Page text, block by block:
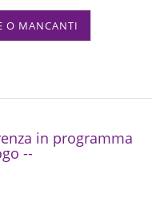
O MANCANTI
in programma
--